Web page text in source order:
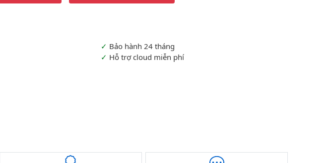
Bảo hành 24 tháng
Hỗ trợ cloud miễn phí